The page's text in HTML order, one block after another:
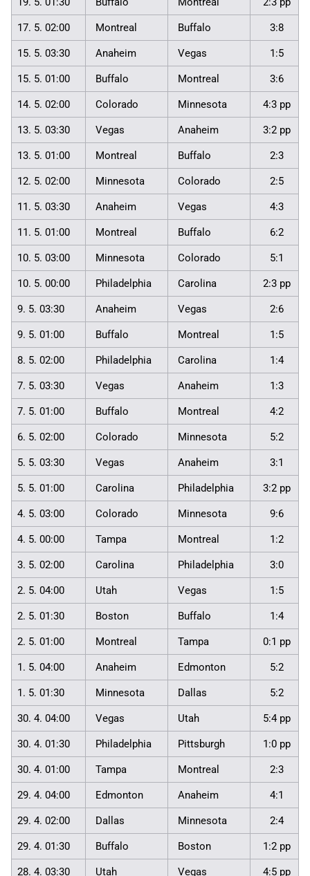
17. 5. 02:00 Montreal Buffalo 3:8
15. 5. 03:30 Anaheim Vegas 1:5
15. 5. 01:00 Buffalo Montreal 3:6
14. 5. 02:00 Colorado Minnesota 4:3 pp
13. 5. 03:30 Vegas Anaheim 3:2 pp
13. 5. 01:00 Montreal Buffalo 2:3
12. 5. 02:00 Minnesota Colorado 2:5
11. 5. 03:30 Anaheim Vegas 4:3
11. 5. 01:00 Montreal Buffalo 6:2
10. 5. 03:00 Minnesota Colorado 5:1
10. 5. 00:00 Philadelphia Carolina 2:3 pp
9. 5. 03:30 Anaheim Vegas 2:6
9. 5. 01:00 Buffalo Montreal 1:5
8. 5. 02:00 Philadelphia Carolina 1:4
7. 5. 03:30 Vegas Anaheim 1:3
7. 5. 01:00 Buffalo Montreal 4:2
6. 5. 02:00 Colorado Minnesota 5:2
5. 5. 03:30 Vegas Anaheim 3:1
5. 5. 01:00 Carolina Philadelphia 3:2 pp
4. 5. 03:00 Colorado Minnesota 9:6
4. 5. 00:00 Tampa Montreal 1:2
3. 5. 02:00 Carolina Philadelphia 3:0
2. 5. 04:00 Utah Vegas 1:5
2. 5. 01:30 Boston Buffalo 1:4
2. 5. 01:00 Montreal Tampa 0:1 pp
1. 5. 04:00 Anaheim Edmonton 5:2
1. 5. 01:30 Minnesota Dallas 5:2
30. 4. 04:00 Vegas Utah 5:4 pp
30. 4. 01:30 Philadelphia Pittsburgh 1:0 pp
30. 4. 01:00 Tampa Montreal 2:3
29. 4. 04:00 Edmonton Anaheim 4:1
29. 4. 02:00 Dallas Minnesota 2:4
29. 4. 01:30 Buffalo Boston 1:2 pp
28. 4. 03:30 Utah Vegas 4:5 pp